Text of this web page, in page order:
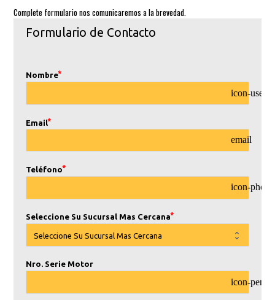
Complete formulario nos comunicaremos a la brevedad.
Formulario de Contacto
Nombre
icon-user
Email
email
Teléfono
icon-phone
Seleccione Su Sucursal Mas Cercana
Nro. Serie Motor
icon-pencil